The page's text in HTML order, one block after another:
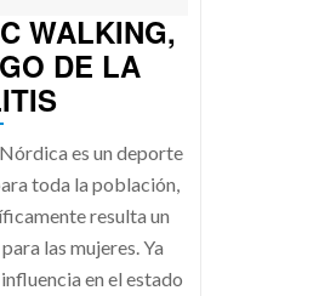
WALKING,
DE LA
es un deporte
toda la población,
resulta un
las mujeres. Ya
en el estado